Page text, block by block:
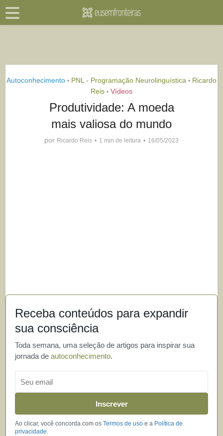
Autoconhecimento • PNL - Programação Neurolinguística • Ricardo
Reis • Vídeos
Produtividade: A moeda
mais valiosa do mundo
por Ricardo Reis 1 min de leitura 16/05/2023
Receba conteúdos para expandir
sua consciência
Toda semana, uma seleção de artigos para inspirar sua
jornada deautoconhecimento.
Inscrever
Ao clicar, você concorda com osTermos de uso e a Política de
privacidade.